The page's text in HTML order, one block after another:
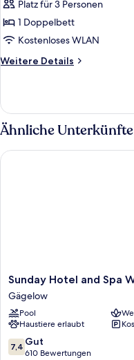
Business-
Zimmer,
1
Doppelbett,
barrierefrei
Platz für 3 Personen
1 Doppelbett
Kostenloses WLAN
Weitere Details
Weitere
Zimmer,
1
Doppelbett,
barrierefrei
Ähnliche Unterkünfte
Sunday
Hotel
and
Spa
Wismar
Gägelow
Sunday Hotel and Spa
Gägelow
Pool
Haustiere erlaubt
7.4
von
7,4 Gut
610 Bewertungen
Sunday Hotel and Spa